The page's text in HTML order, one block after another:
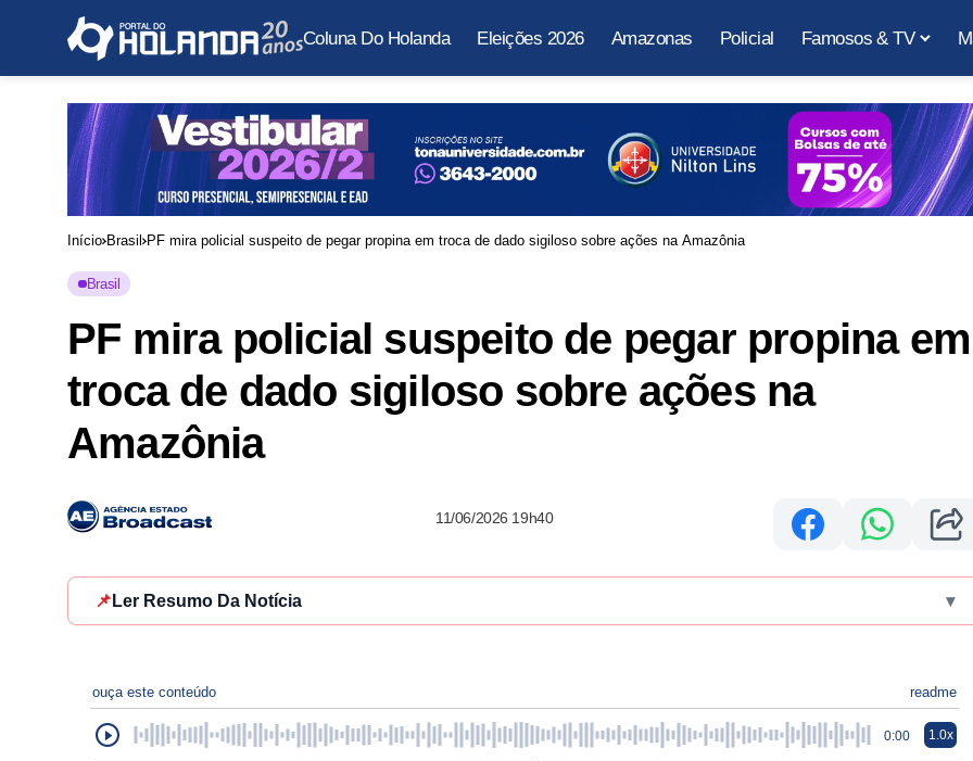
Coluna Do Holanda Eleições 2026 Amazonas Policial Famosos & TV
Início Brasil PF mira policial suspeito de pegar propina em troca de dado sigiloso sobre ações na Amazônia
Brasil
PF mira policial suspeito de pegar propina em
troca de dado sigiloso sobre ações na
Amazônia
11/06/2026 19h40
📌 Ler Resumo Da Notícia ▾
ouça este conteúdo readme
0:00 1.0x